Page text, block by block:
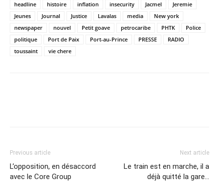
headline
histoire inflation insecurity Jacmel
Jeremie
Jeunes
Journal Justice Lavalas media
New york
newspaper
nouvel Petit goave petrocaribe PHTK
Police
politique
Port de Paix Port-au-Prince PRESSE
RADIO
toussaint
vie chere
Previous article
L’opposition, en désaccord
avec le Core Group
Next article
Le train est en marche, il a
déjà quitté la gare…